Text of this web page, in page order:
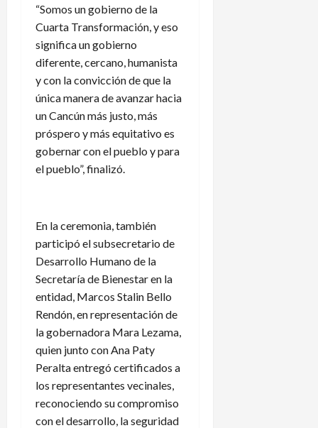
“Somos un gobierno de la
Cuarta Transformación, y eso
significa un gobierno
diferente, cercano, humanista
y con la convicción de que la
única manera de avanzar hacia
un Cancún más justo, más
próspero y más equitativo es
gobernar con el pueblo y para
el pueblo”, finalizó.
En la ceremonia, también
participó el subsecretario de
Desarrollo Humano de la
Secretaría de Bienestar en la
entidad, Marcos Stalin Bello
Rendón, en representación de
la gobernadora Mara Lezama,
quien junto con Ana Paty
Peralta entregó certificados a
los representantes vecinales,
reconociendo su compromiso
con el desarrollo, la seguridad